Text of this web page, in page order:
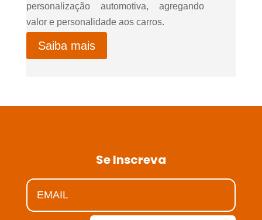
personalização automotiva, agregando
valor e personalidade aos carros.
Saiba mais
Se Inscreva